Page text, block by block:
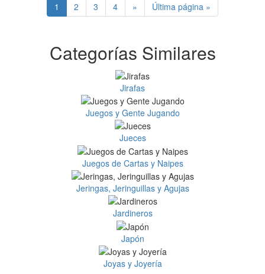
1 2 3 4 » Última página »
Categorías Similares
Jirafas
Juegos y Gente Jugando
Jueces
Juegos de Cartas y Naipes
Jeringas, Jeringuillas y Agujas
Jardineros
Japón
Joyas y Joyería